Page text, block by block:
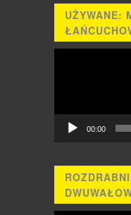
UŻYWANE:
00:00